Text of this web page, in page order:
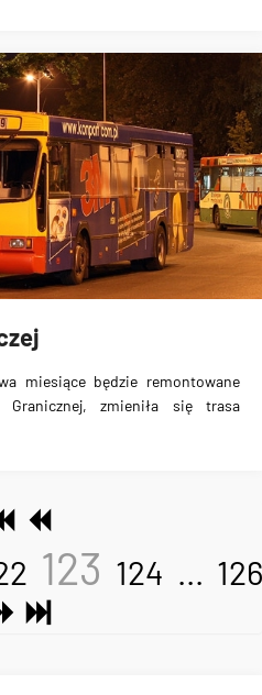
miesiące będzie remontowane
zmieniła się trasa
123 124 ... 126